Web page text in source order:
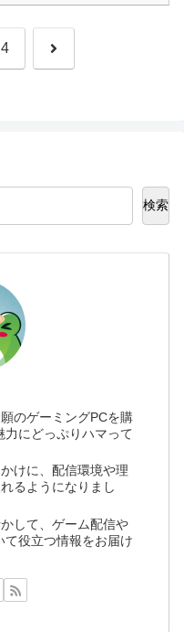
4 次
検索
のゲーミングPCを購
力にどっぷりハマって
けに、配信環境や理
るようになりまし
して、ゲーム配信や
て役立つ情報をお届け